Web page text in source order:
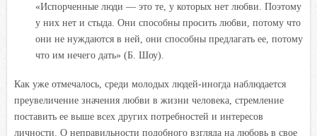
«Испорченные люди — это те, у которых нет любви. Поэтому
у них нет и стыда. Они способны просить любви, потому что
они не нуждаются в ней, они способны предлагать ее, потому
что им нечего дать» (Б. Шоу).
Как уже отмечалось, среди молодых людей-иногда наблюдается
преувеличение значения любви в жизни человека, стремление
поставить ее выше всех других потребностей и интересов
личности. О неправильности подобного взгляда на любовь в свое